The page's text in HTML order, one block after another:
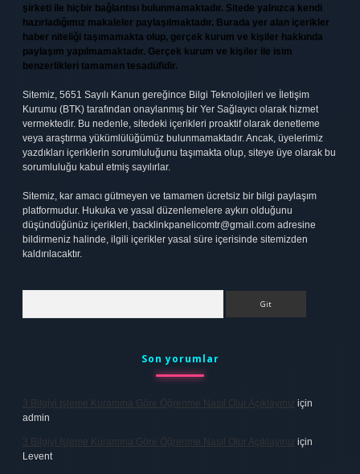
şirketi ile hiçbir bağlantısı bulunmamaktadır. Sitede yalnızca kendi
hazırladığımız makaleler paylaşılmaktadır. Burada yer alan içerikler
haber niteliği taşımamakta olup, gerçek kurum ve kişiler hakkında
paylaşım yapılmamaktadır. Gerçek kurum ve kişiler ile isim
benzerlikleri tamamen tesadüfidir.
Sitemiz, 5651 Sayılı Kanun gereğince Bilgi Teknolojileri ve İletişim
Kurumu (BTK) tarafından onaylanmış bir Yer Sağlayıcı olarak hizmet
vermektedir. Bu nedenle, sitedeki içerikleri proaktif olarak denetleme
veya araştırma yükümlülüğümüz bulunmamaktadır. Ancak, üyelerimiz
yazdıkları içeriklerin sorumluluğunu taşımakta olup, siteye üye olarak bu
sorumluluğu kabul etmiş sayılırlar.
Sitemiz, kar amacı gütmeyen ve tamamen ücretsiz bir bilgi paylaşım
platformudur. Hukuka ve yasal düzenlemelere aykırı olduğunu
düşündüğünüz içerikleri, backlinkpanelicomtr@gmail.com adresine
bildirmeniz halinde, ilgili içerikler yasal süre içerisinde sitemizden
kaldırılacaktır.
Son yorumlar
3 Bilgiyi Işleme Kuramına Göre Öğrenme Nasıl Olur Açıklayınız için
admin
3 Bilgiyi Işleme Kuramına Göre Öğrenme Nasıl Olur Açıklayınız için
Levent